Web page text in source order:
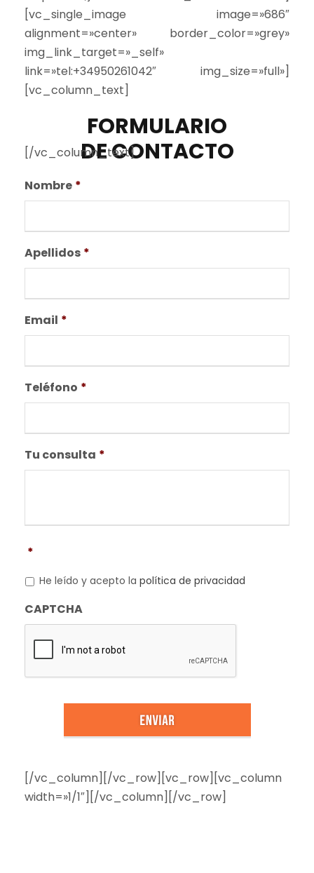
[vc_single_image image=»686″
alignment=»center» border_color=»grey»
img_link_target=»_self»
link=»tel:+34950261042″ img_size=»full»]
[vc_column_text]
FORMULARIO
DE CONTACTO
[/vc_column_text]
Nombre *
Apellidos *
Email *
Teléfono *
Tu consulta *
*
He leído y acepto la política de privacidad
CAPTCHA
[/vc_column][/vc_row][vc_row][vc_column
width=»1/1″][/vc_column][/vc_row]